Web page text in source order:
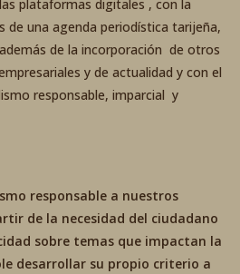
plataformas digitales , con la
de una agenda periodística tarijeña,
de la incorporación de otros
y de actualidad y con el
responsable, imparcial y
responsable a nuestros
de la necesidad del ciudadano
sobre temas que impactan la
desarrollar su propio criterio a